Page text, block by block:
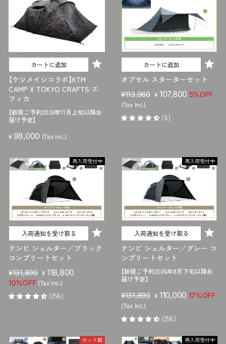
カートに追加
【ケツメイシコラボ】KTM
CAMP X TOKYO CRAFTS エ
フィカ
【新規ご予約2026年11月上旬以降お
届け予定】
¥ 98,000 (Tax inc.)
カートに追加
オブセル スターターセット
販
売
価
格
¥113,960 セ
ル
価
¥ 107,800 5%OFF
(Tax inc.)
(8)
再入荷受付中
入荷通知を受け取る
テンビ シェルター／ブラック
コンプリートセット
販
売
価
格
¥131,890 セ
ー
ル
価
¥ 118,800
10%OFF (Tax inc.)
(256)
再入荷受付中
入荷通知を受け取る
テンビ シェルター／グレー コ
ンプリートセット
【新規ご予約2026年8月下旬以降お
届け予定】
販
売
価
格
¥131,890 セ
ル
価
格
¥ 110,000 17%OFF
(Tax inc.)
(256)
セット割 再入荷受付中